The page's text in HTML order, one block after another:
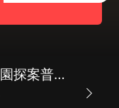
勝莉偵探團 I 爆笑校園探案普法故事 I 暢聽合集